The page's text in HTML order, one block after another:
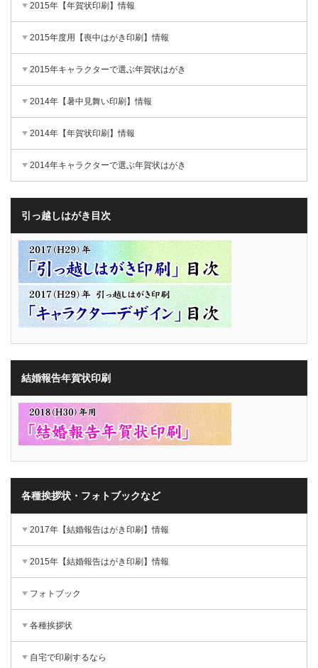
2015年【年賀状印刷】情報
2015年度用【喪中はがき印刷】情報
2015年キャラクターで選ぶ年賀状はがき
2014年【暑中見舞い印刷】情報
2014年【年賀状印刷】情報
2014年キャラクターで選ぶ年賀状はがき
引っ越しはがき目次
結婚報告年賀状印刷
各種挨拶状・フォトブックなど
2017年【結婚報告はがき印刷】情報
2015年【結婚報告はがき印刷】情報
フォトブック
各種挨拶状
自宅で印刷するなら